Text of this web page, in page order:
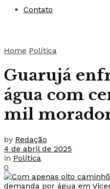
Contato
Home Política
Guarujá
água com
mil
by Redação
4 de abril de 2025
in Política
0